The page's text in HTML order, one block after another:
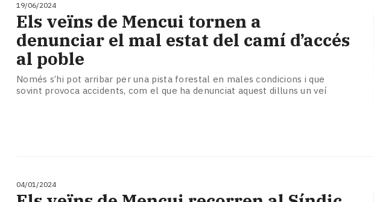
teva!
Subscriptors
La
newsletter
del
Pallars
Contingut
19/06/2024
Els veïns de Mencui tornen a
denunciar el mal estat del camí d’accés
al poble
Només s’hi pot arribar per una pista forestal en males condicions i que
sovint provoca accidents, com el que ha denunciat aquest dilluns un veí
04/01/2024